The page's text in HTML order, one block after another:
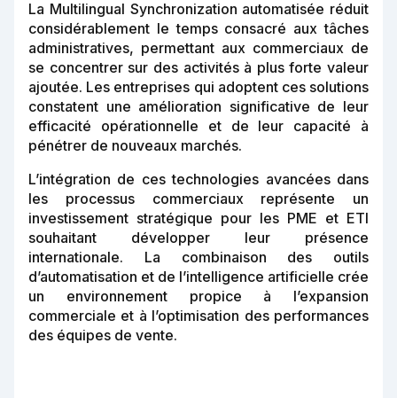
La Multilingual Synchronization automatisée réduit
considérablement le temps consacré aux tâches
administratives, permettant aux commerciaux de
se concentrer sur des activités à plus forte valeur
ajoutée. Les entreprises qui adoptent ces solutions
constatent une amélioration significative de leur
efficacité opérationnelle et de leur capacité à
pénétrer de nouveaux marchés.
L’intégration de ces technologies avancées dans
les processus commerciaux représente un
investissement stratégique pour les PME et ETI
souhaitant développer leur présence
internationale. La combinaison des outils
d’automatisation et de l’intelligence artificielle crée
un environnement propice à l’expansion
commerciale et à l’optimisation des performances
des équipes de vente.